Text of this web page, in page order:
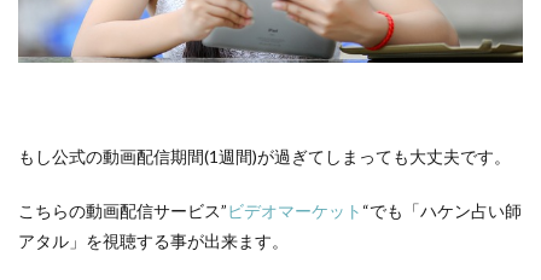
もし公式の動画配信期間(1週間)が過ぎてしまっても大丈夫です。
こちらの動画配信サービス”ビデオマーケット “でも「ハケン占い師
アタル」を視聴する事が出来ます。